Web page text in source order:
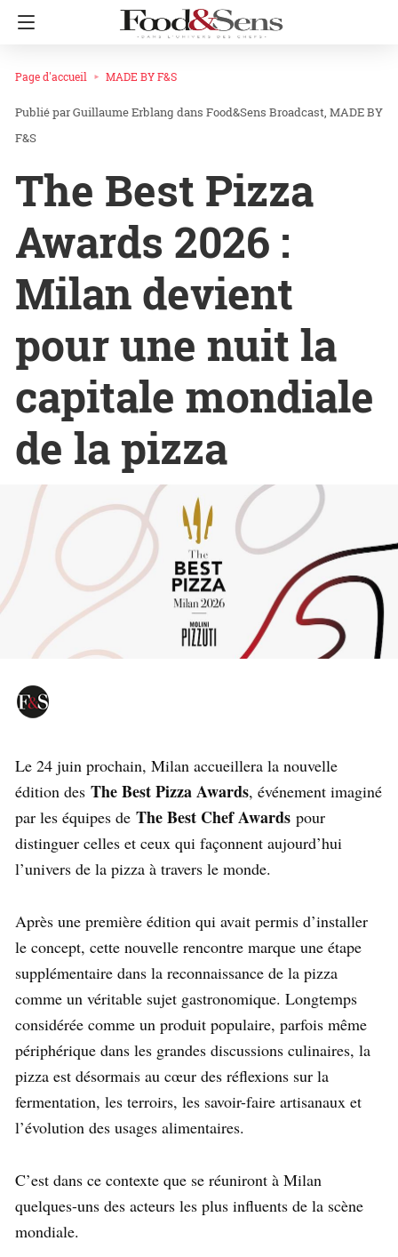
Page d'accueil MADE BY F&S
Guillaume Erblang dans Food&Sens Broadcast MADE BY
F&S
The Best Pizza
Awards 2026 :
Milan devient
pour une nuit la
capitale mondiale
de la pizza
Le 24 juin prochain, Milan accueillera la nouvelle
édition des The Best Pizza Awards, événement imaginé
par les équipes de The Best Chef Awards pour
distinguer celles et ceux qui façonnent aujourd’hui
l’univers de la pizza à travers le monde.
Après une première édition qui avait permis d’installer
le concept, cette nouvelle rencontre marque une étape
supplémentaire dans la reconnaissance de la pizza
comme un véritable sujet gastronomique. Longtemps
considérée comme un produit populaire, parfois même
périphérique dans les grandes discussions culinaires, la
pizza est désormais au cœur des réflexions sur la
fermentation, les terroirs, les savoir-faire artisanaux et
l’évolution des usages alimentaires.
C’est dans ce contexte que se réuniront à Milan
quelques-uns des acteurs les plus influents de la scène
mondiale.